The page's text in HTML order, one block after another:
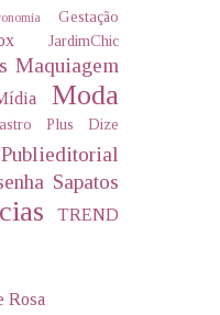
Gestação
JardimChic
Maquiagem
Moda
Plus Dize
Publieditorial
Sapatos
TREND